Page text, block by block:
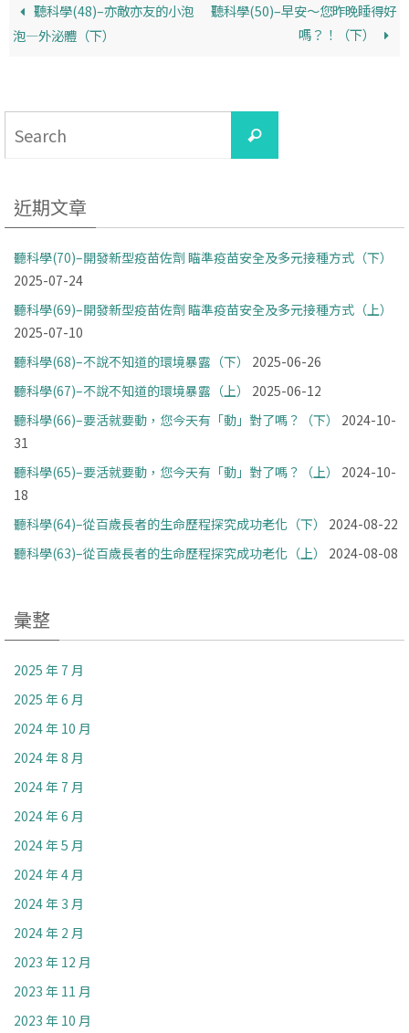
聽科學(48)–亦敵亦友的小泡
泡—外泌體（下）
聽科學(50)–早安～您昨晚睡得好
嗎？！（下）
Search
近期文章
聽科學(70)–開發新型疫苗佐劑 瞄準疫苗安全及多元接種方式（下）
2025-07-24
聽科學(69)–開發新型疫苗佐劑 瞄準疫苗安全及多元接種方式（上）
2025-07-10
聽科學(68)–不說不知道的環境暴露（下）
2025-06-26
聽科學(67)–不說不知道的環境暴露（上）
2025-06-12
聽科學(66)–要活就要動，您今天有「動」對了嗎？（下）
2024-10-
31
聽科學(65)–要活就要動，您今天有「動」對了嗎？（上）
2024-10-
18
聽科學(64)–從百歲長者的生命歷程探究成功老化（下）
2024-08-22
聽科學(63)–從百歲長者的生命歷程探究成功老化（上）
2024-08-08
彙整
2025 年 7 月
2025 年 6 月
2024 年 10 月
2024 年 8 月
2024 年 7 月
2024 年 6 月
2024 年 5 月
2024 年 4 月
2024 年 3 月
2024 年 2 月
2023 年 12 月
2023 年 11 月
2023 年 10 月